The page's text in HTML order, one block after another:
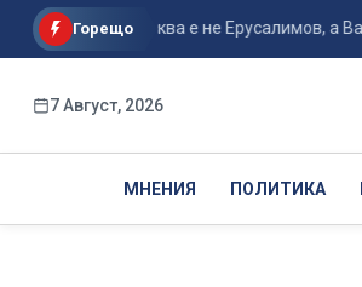
Горещо
в Москва е не Ерусалимов, а Валерий ...
7 Август, 2026
МНЕНИЯ ПОЛИТИКА